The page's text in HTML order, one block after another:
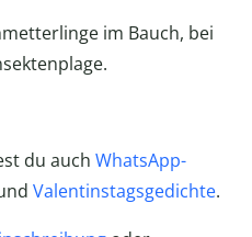
im Bauch, bei
du auch WhatsApp-
Valentinstagsgedichte.